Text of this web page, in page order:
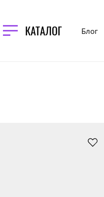
КАТАЛОГ Блог